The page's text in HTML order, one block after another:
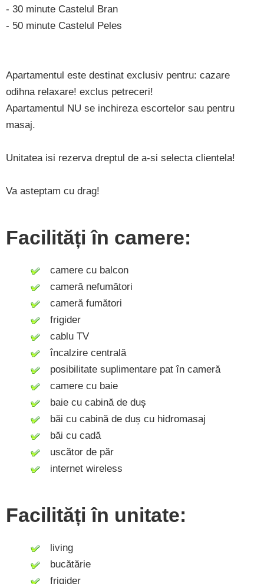
- 30 minute Castelul Bran
- 50 minute Castelul Peles
Apartamentul este destinat exclusiv pentru: cazare
odihna relaxare! exclus petreceri!
Apartamentul NU se inchireza escortelor sau pentru
masaj.
Unitatea isi rezerva dreptul de a-si selecta clientela!
Va asteptam cu drag!
Facilități în camere:
camere cu balcon
cameră nefumători
cameră fumători
frigider
cablu TV
încalzire centrală
posibilitate suplimentare pat în cameră
camere cu baie
baie cu cabină de duș
băi cu cabină de duș cu hidromasaj
băi cu cadă
uscător de păr
internet wireless
Facilități în unitate:
living
bucătărie
frigider